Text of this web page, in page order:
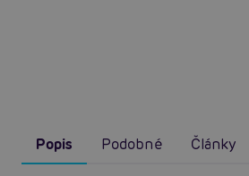
Popis Podobné Články